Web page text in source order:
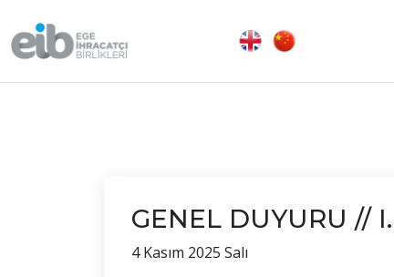
GENEL DUYURU //
4 Kasım 2025 Salı